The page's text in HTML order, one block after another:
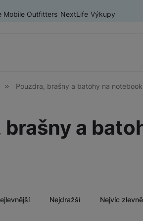
Mobile Outfitters NextLife Výkupy
k mobilním
skla
pro mobilní telefony
Pouzdra, brašny a batohy na
brašny a
Nejdražší Nejvíc